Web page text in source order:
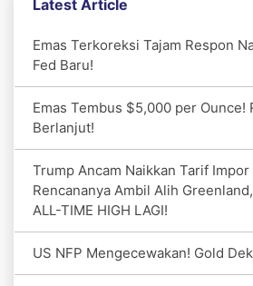
Latest Article
Emas Terkoreksi Tajam Respon
Fed Baru!
Emas Tembus $5,000 per Ounce!
Berlanjut!
Trump Ancam Naikkan Tarif
Rencananya Ambil Alih
ALL-TIME HIGH LAGI!
US NFP Mengecewakan! Gold